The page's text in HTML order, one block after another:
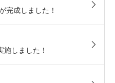
完成しました！
施しました！